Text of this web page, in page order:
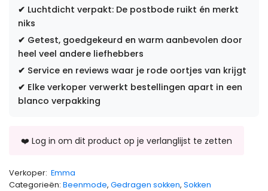
✔ Luchtdicht verpakt: De postbode ruikt én merkt
niks
✔ Getest, goedgekeurd en warm aanbevolen door
heel veel andere liefhebbers
✔ Service en reviews waar je rode oortjes van krijgt
✔ Elke verkoper verwerkt bestellingen apart in een
blanco verpakking
Verkoper: Emma
Categorieën: Beenmode, Gedragen sokken, Sokken